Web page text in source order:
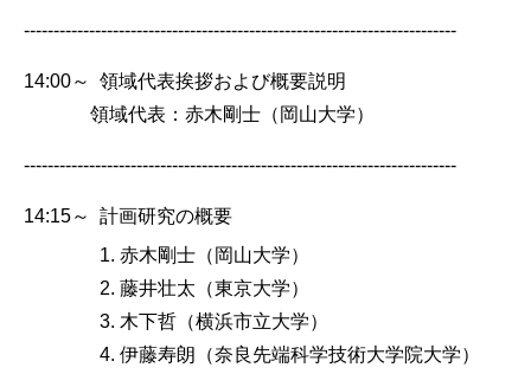
-------------------------------------------------------------------------
14:00～ 領域代表挨拶および概要説明
領域代表：赤木剛士（岡山大学）
-------------------------------------------------------------------------
14:15～ 計画研究の概要
赤木剛士（岡山大学）
藤井壮太（東京大学）
木下哲（横浜市立大学）
伊藤寿朗（奈良先端科学技術大学院大学）